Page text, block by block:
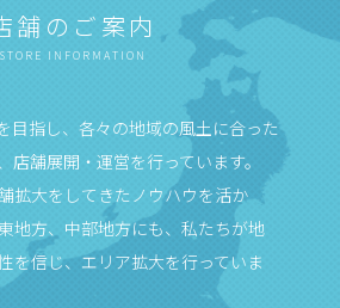
舗のご案内
STORE INFORMATION
目指し、各々の地域の風土に合った
店舗展開・運営を行っています。
拡大をしてきたノウハウを活か
地方、中部地方にも、私たちが地
を信じ、エリア拡大を行っていま